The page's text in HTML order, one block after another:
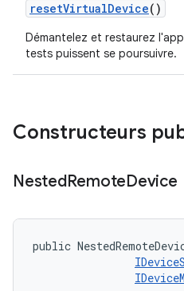
resetVirtualDevice()
Démantelez et restaurez
tests puissent se poursuivre.
Constructeurs
NestedRemoteDevice
public